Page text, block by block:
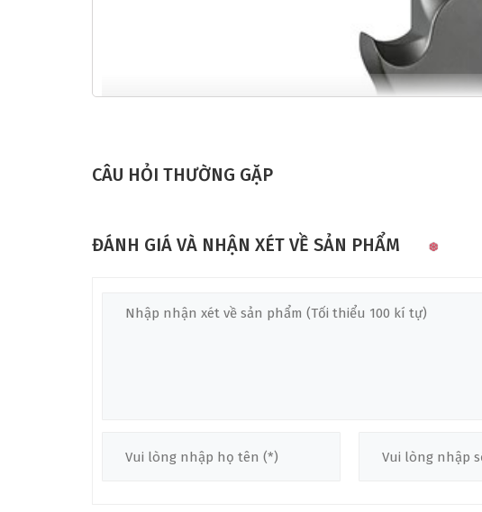
. Đây là vật liệu hiện đại thường được ứng dụng trong ngành
tự nhiên dễ chịu ảnh hưởng bởi thời tiết, Carbon Fiber
CÂU HỎI THƯỜNG GẶP
ĐÁNH GIÁ VÀ NHẬN XÉT VỀ SẢN PHẨM